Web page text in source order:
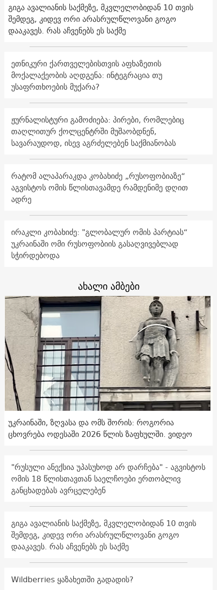
გიგა ავალიანის საქმეზე, მკვლელობიდან 10 თვის
შემდეგ, კიდევ ორი არასრულწლოვანი გოგო
დააკავეს. რას აჩვენებს ეს საქმე
ეთნიკური ქართველებისთვის აფხაზეთის
მოქალაქეობის აღდგენა: ინტეგრაცია თუ
უსაფრთხოების მუქარა?
ჟურნალისტური გამოძიება: პირები, რომლებიც
თაღლითურ ქოლცენტრში მუშაობდნენ,
სავარაუდოდ, ისევ აგრძელებენ საქმიანობას
რატომ ალაპარაკდა კობახიძე „რუსოფობიაზე“
აგვისტოს ომის წლისთავამდე რამდენიმე დღით
ადრე
ირაკლი კობახიძე: "გლობალურ ომის პარტიას“
უკრაინაში ომი რუსოფობიის გასაღვივებლად
სჭირდებოდა
ახალი ამბები
უკრაინაში, ზღვასა და ომს შორის: როგორია
ცხოვრება ოდესაში 2026 წლის ზაფხულში. ვიდეო
"რუსული ანექსია უპასუხოდ არ დარჩება" - აგვისტოს
ომის 18 წლისთავთან საელჩოები ერთობლივ
განცხადებას ავრცელებენ
გიგა ავალიანის საქმეზე, მკვლელობიდან 10 თვის
შემდეგ, კიდევ ორი არასრულწლოვანი გოგო
დააკავეს. რას აჩვენებს ეს საქმე
Wildberries ყაზახეთში გადადის?